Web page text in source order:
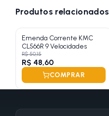
Produtos relacionados
Emenda Corrente KMC
CL566R 9 Velocidades
R$ 50,15
R$ 48,60
COMPRAR